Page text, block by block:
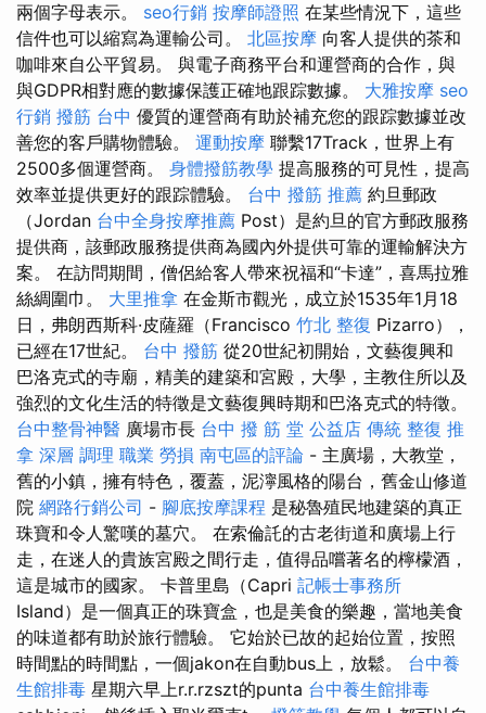
兩個字母表示。 seo行銷 按摩師證照 在某些情況下，這些
信件也可以縮寫為運輸公司。 北區按摩 向客人提供的茶和
咖啡來自公平貿易。 與電子商務平台和運營商的合作，與
與GDPR相對應的數據保護正確地跟踪數據。 大雅按摩 seo
行銷 撥筋 台中 優質的運營商有助於補充您的跟踪數據並改
善您的客戶購物體驗。 運動按摩 聯繫17Track，世界上有
2500多個運營商。 身體撥筋教學 提高服務的可見性，提高
效率並提供更好的跟踪體驗。 台中 撥筋 推薦 約旦郵政
（Jordan 台中全身按摩推薦 Post）是約旦的官方郵政服務
提供商，該郵政服務提供商為國內外提供可靠的運輸解決方
案。 在訪問期間，僧侶給客人帶來祝福和“卡達”，喜馬拉雅
絲綢圍巾。 大里推拿 在金斯市觀光，成立於1535年1月18
日，弗朗西斯科·皮薩羅（Francisco 竹北 整復 Pizarro），
已經在17世紀。 台中 撥筋 從20世紀初開始，文藝復興和
巴洛克式的寺廟，精美的建築和宮殿，大學，主教住所以及
強烈的文化生活的特徵是文藝復興時期和巴洛克式的特徵。
台中整骨神醫 廣場市長 台中 撥 筋 堂 公益店 傳統 整復 推
拿 深層 調理 職業 勞損 南屯區的評論 - 主廣場，大教堂，
舊的小鎮，擁有特色，覆蓋，泥濘風格的陽台，舊金山修道
院 網路行銷公司 - 腳底按摩課程 是秘魯殖民地建築的真正
珠寶和令人驚嘆的墓穴。 在索倫託的古老街道和廣場上行
走，在迷人的貴族宮殿之間行走，值得品嚐著名的檸檬酒，
這是城市的國家。 卡普里島（Capri 記帳士事務所
Island）是一個真正的珠寶盒，也是美食的樂趣，當地美食
的味道都有助於旅行體驗。 它始於已故的起始位置，按照
時間點的時間點，一個jakon在自動bus上，放鬆。 台中養
生館排毒 星期六早上r.r.rzszt的punta 台中養生館排毒